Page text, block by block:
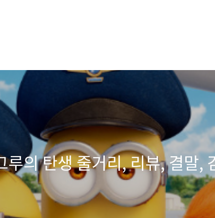
의 탄생 줄거리, 리뷰, 결말,